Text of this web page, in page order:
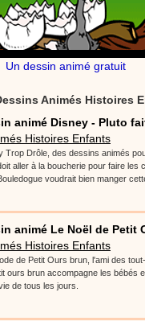
Un dessin animé gratuit
Animés Histoires
animé Disney - Pluto
Histoires Enfants
Trop Drôle, des dessins animés
aller à la boucherie pour faire
voudrait bien manger
animé Le Noël de Petit
Histoires Enfants
de Petit Ours brun, l'ami des
ours brun accompagne les bébés
de tous les jours.